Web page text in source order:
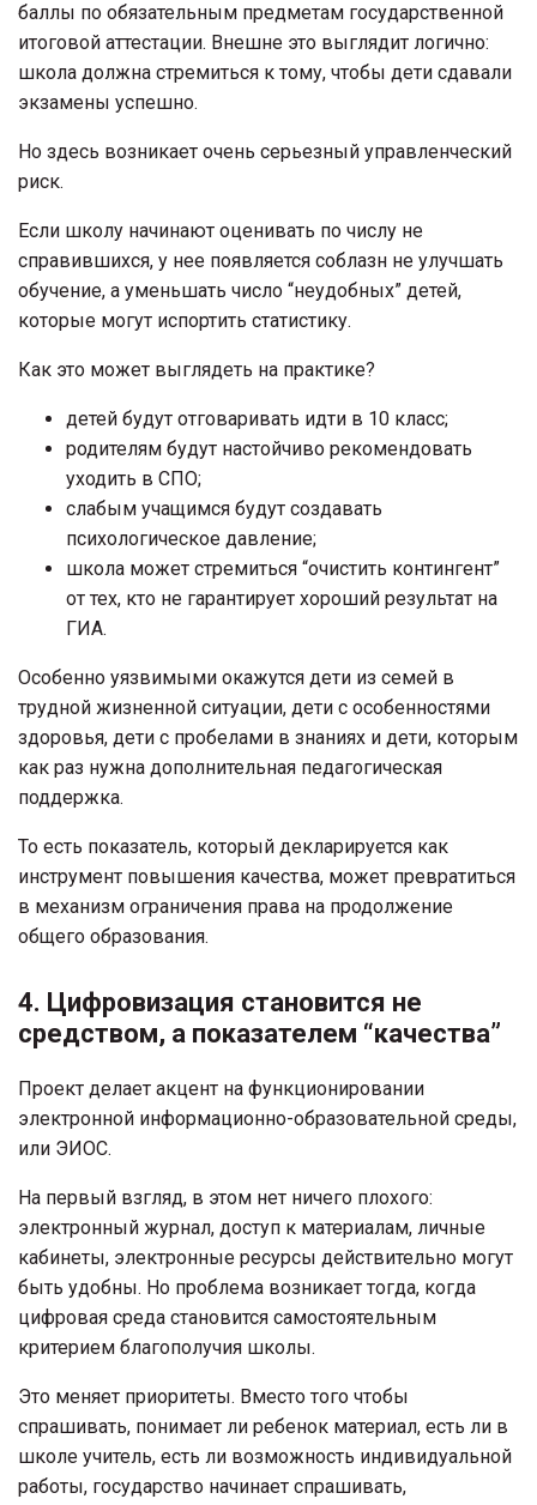
баллы по обязательным предметам государственной
итоговой аттестации. Внешне это выглядит логично:
школа должна стремиться к тому, чтобы дети сдавали
экзамены успешно.
Но здесь возникает очень серьезный управленческий
риск.
Если школу начинают оценивать по числу не
справившихся, у нее появляется соблазн не улучшать
обучение, а уменьшать число “неудобных” детей,
которые могут испортить статистику.
Как это может выглядеть на практике?
детей будут отговаривать идти в 10 класс;
родителям будут настойчиво рекомендовать
уходить в СПО;
слабым учащимся будут создавать
психологическое давление;
школа может стремиться “очистить контингент”
от тех, кто не гарантирует хороший результат на
ГИА.
Особенно уязвимыми окажутся дети из семей в
трудной жизненной ситуации, дети с особенностями
здоровья, дети с пробелами в знаниях и дети, которым
как раз нужна дополнительная педагогическая
поддержка.
То есть показатель, который декларируется как
инструмент повышения качества, может превратиться
в механизм ограничения права на продолжение
общего образования.
4. Цифровизация становится не
средством, а показателем “качества”
Проект делает акцент на функционировании
электронной информационно-образовательной среды,
или ЭИОС.
На первый взгляд, в этом нет ничего плохого:
электронный журнал, доступ к материалам, личные
кабинеты, электронные ресурсы действительно могут
быть удобны. Но проблема возникает тогда, когда
цифровая среда становится самостоятельным
критерием благополучия школы.
Это меняет приоритеты. Вместо того чтобы
спрашивать, понимает ли ребенок материал, есть ли в
школе учитель, есть ли возможность индивидуальной
работы, государство начинает спрашивать,